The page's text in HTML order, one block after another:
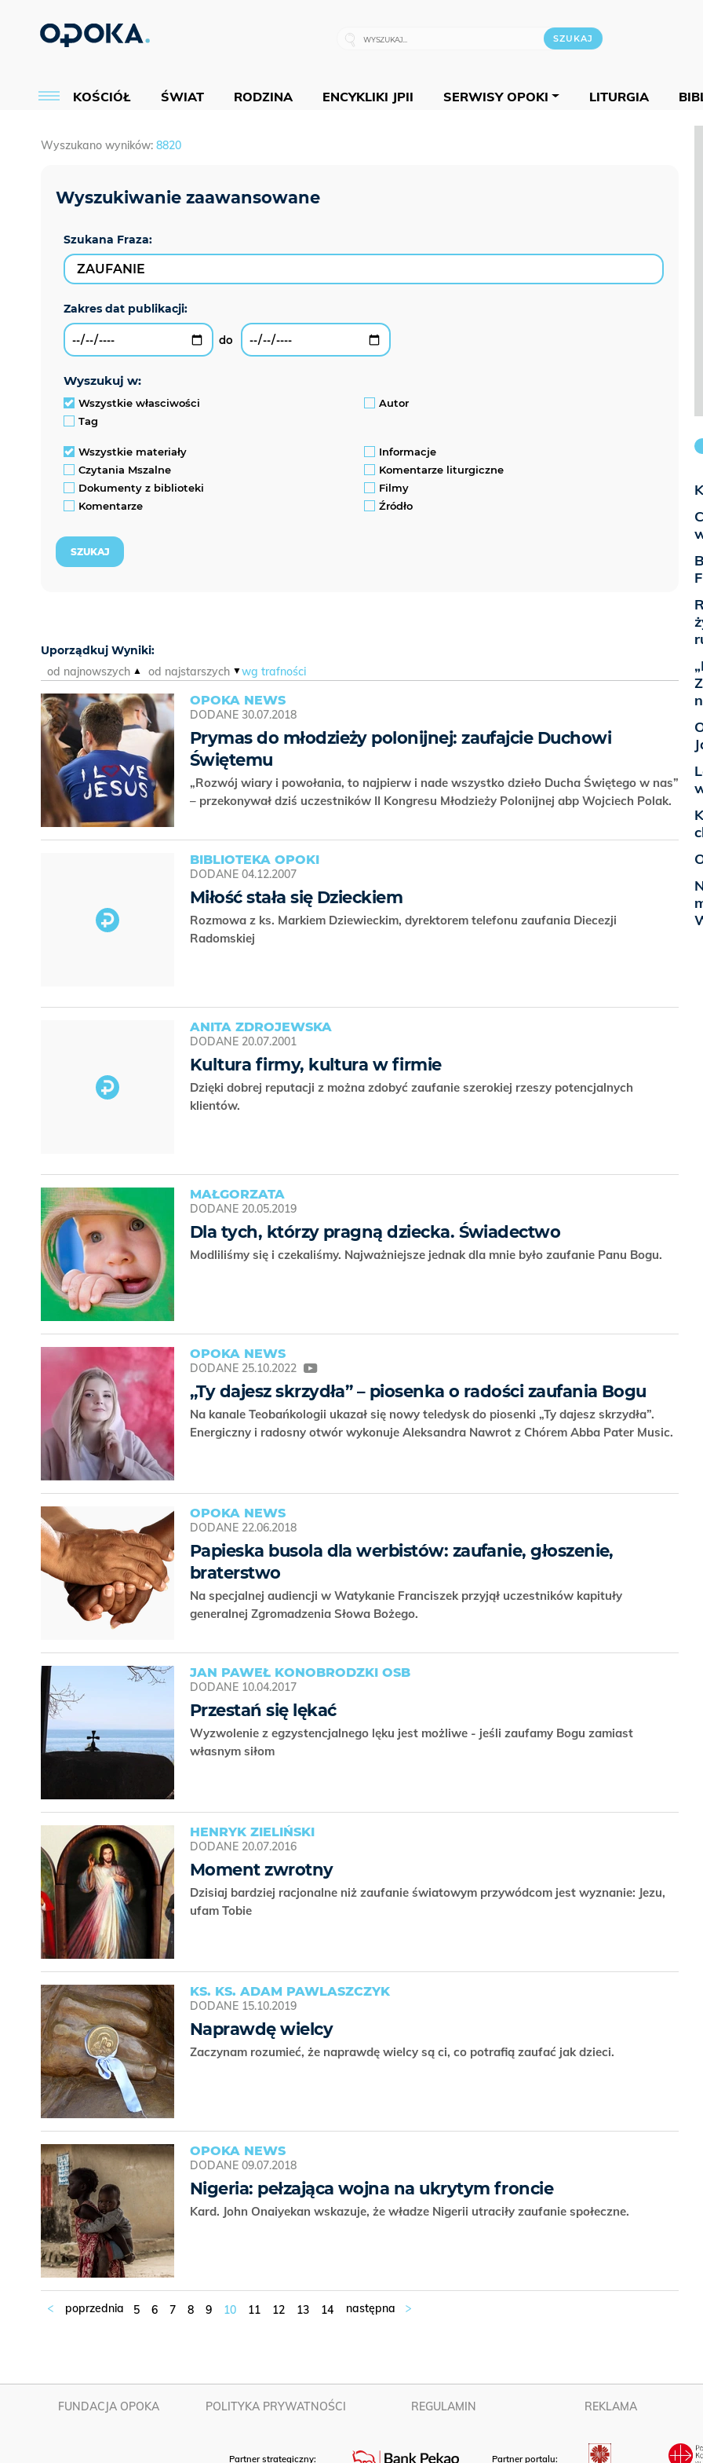
KOŚCIÓŁ ŚWIAT RODZINA ENCYKLIKI JPII SERWISY OPOKI LITURGIA
Wyszukano wyników: 8820
Szukana Fraza:
wyszukuj w:
Wszystkie własciwości
Autor
Tag
Wszystkie materiały
Informacje
Czytania Mszalne
Komentarze liturgiczne
Dokumenty z biblioteki
Filmy
Komentarze
Źródło
Uporządkuj Wyniki:
od najnowszych
od najstarszych wg trafności
OPOKA NEWS
DODANE 30.07.2018
Prymas do młodzieży polonijnej: zaufajcie Duchowi
Świętemu
„Rozwój wiary i powołania, to najpierw i nade wszystko dzieło Ducha Świętego w nas”
– przekonywał dziś uczestników II Kongresu Młodzieży Polonijnej abp Wojciech Polak.
BIBLIOTEKA OPOKI
DODANE 04.12.2007
Miłość stała się Dzieckiem
Rozmowa z ks. Markiem Dziewieckim, dyrektorem telefonu zaufania Diecezji
Radomskiej
ANITA ZDROJEWSKA
DODANE 20.07.2001
Kultura firmy, kultura w firmie
Dzięki dobrej reputacji z można zdobyć zaufanie szerokiej rzeszy potencjalnych
klientów.
MAŁGORZATA
DODANE 20.05.2019
Dla tych, którzy pragną dziecka. Świadectwo
Modliliśmy się i czekaliśmy. Najważniejsze jednak dla mnie było zaufanie Panu Bogu.
OPOKA NEWS
DODANE 25.10.2022
„Ty dajesz skrzydła” – piosenka o radości zaufania Bogu
Na kanale Teobańkologii ukazał się nowy teledysk do piosenki „Ty dajesz skrzydła”.
Energiczny i radosny otwór wykonuje Aleksandra Nawrot z Chórem Abba Pater Music.
OPOKA NEWS
DODANE 22.06.2018
Papieska busola dla werbistów: zaufanie, głoszenie,
braterstwo
Na specjalnej audiencji w Watykanie Franciszek przyjął uczestników kapituły
generalnej Zgromadzenia Słowa Bożego.
JAN PAWEŁ KONOBRODZKI OSB
DODANE 10.04.2017
Przestań się lękać
Wyzwolenie z egzystencjalnego lęku jest możliwe - jeśli zaufamy Bogu zamiast
własnym siłom
HENRYK ZIELIŃSKI
DODANE 20.07.2016
Moment zwrotny
Dzisiaj bardziej racjonalne niż zaufanie światowym przywódcom jest wyznanie: Jezu,
ufam Tobie
KS. KS. ADAM PAWLASZCZYK
DODANE 15.10.2019
Naprawdę wielcy
Zaczynam rozumieć, że naprawdę wielcy są ci, co potrafią zaufać jak dzieci.
OPOKA NEWS
DODANE 09.07.2018
Nigeria: pełzająca wojna na ukrytym froncie
Kard. John Onaiyekan wskazuje, że władze Nigerii utraciły zaufanie społeczne.
5 6 7 8 9 10 11 12 13 14
FUNDACJA OPOKA POLITYKA PRYWATNOŚCI REGULAMIN REKLAMA
Partner strategiczny: Partner portalu: